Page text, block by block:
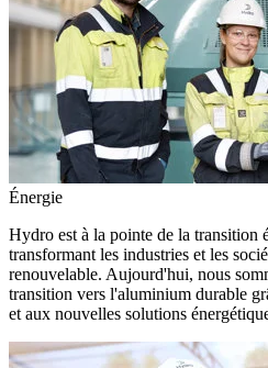
Énergie
Hydro est à la pointe de la transition
transformant les industries et les
renouvelable. Aujourd'hui, nous
transition vers l'aluminium durable
et aux nouvelles solutions